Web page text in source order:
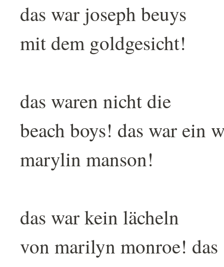
das war joseph beuys
mit dem goldgesicht!
das waren nicht die
beach boys! das war ein
marylin manson!
das war kein lächeln
von marilyn monroe! das